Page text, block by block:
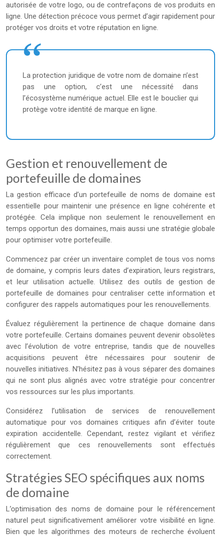
autorisée de votre logo, ou de contrefaçons de vos produits en
ligne. Une détection précoce vous permet d’agir rapidement pour
protéger vos droits et votre réputation en ligne.
La protection juridique de votre nom de domaine n’est
pas une option, c’est une nécessité dans
l’écosystème numérique actuel. Elle est le bouclier qui
protège votre identité de marque en ligne.
Gestion et renouvellement de
portefeuille de domaines
La gestion efficace d’un portefeuille de noms de domaine est
essentielle pour maintenir une présence en ligne cohérente et
protégée. Cela implique non seulement le renouvellement en
temps opportun des domaines, mais aussi une stratégie globale
pour optimiser votre portefeuille.
Commencez par créer un inventaire complet de tous vos noms
de domaine, y compris leurs dates d’expiration, leurs registrars,
et leur utilisation actuelle. Utilisez des outils de gestion de
portefeuille de domaines pour centraliser cette information et
configurer des rappels automatiques pour les renouvellements.
Évaluez régulièrement la pertinence de chaque domaine dans
votre portefeuille. Certains domaines peuvent devenir obsolètes
avec l’évolution de votre entreprise, tandis que de nouvelles
acquisitions peuvent être nécessaires pour soutenir de
nouvelles initiatives. N’hésitez pas à vous séparer des domaines
qui ne sont plus alignés avec votre stratégie pour concentrer
vos ressources sur les plus importants.
Considérez l’utilisation de services de renouvellement
automatique pour vos domaines critiques afin d’éviter toute
expiration accidentelle. Cependant, restez vigilant et vérifiez
régulièrement que ces renouvellements sont effectués
correctement.
Stratégies SEO spécifiques aux noms
de domaine
L’optimisation des noms de domaine pour le référencement
naturel peut significativement améliorer votre visibilité en ligne.
Bien que les algorithmes des moteurs de recherche évoluent